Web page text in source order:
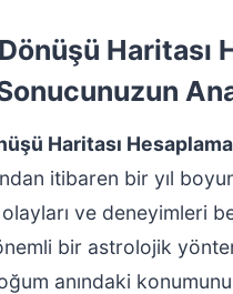
Haritası
Haritası Hesaplama
itibaren bir yıl
ve deneyimleri
bir astrolojik
anındaki